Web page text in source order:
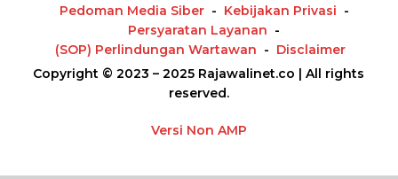
Pedoman Media Siber
Kebijakan Privasi
Persyaratan Layanan
(SOP) Perlindungan Wartawan
Disclaimer
Copyright © 2023 – 2025 Rajawalinet.co | All rights
reserved.
Versi Non AMP